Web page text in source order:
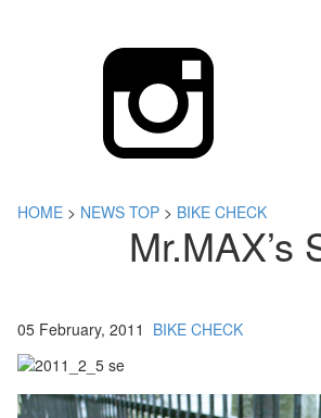
HOME > NEWS TOP > BIKE CHECK
Mr.MAX’s
05 February, 2011 BIKE CHECK